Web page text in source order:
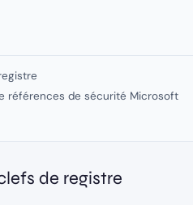
références de sécurité Microsoft
de registre